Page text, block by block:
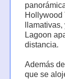
Hollywood
Lagoon
distancia.
Además
que se